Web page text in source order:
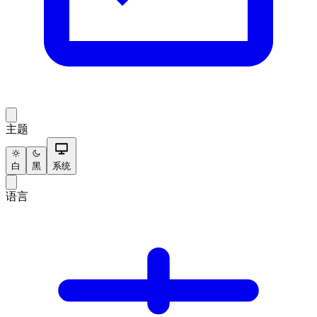
主题
白 黑 系统
语言